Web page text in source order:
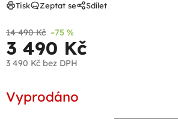
14 490 Kč –75 %
3 490 Kč
3 490 Kč bez DPH
cena:
Vyprodáno
Tisk Zeptat se Sdílet